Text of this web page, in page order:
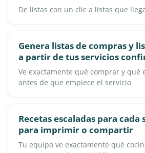
De listas con un clic a listas que
Genera listas de compras y
a partir de tus servicios
Ve exactamente qué comprar y qué
antes de que empiece el servicio
Recetas escaladas para
para imprimir o compartir
Tu equipo ve exactamente qué